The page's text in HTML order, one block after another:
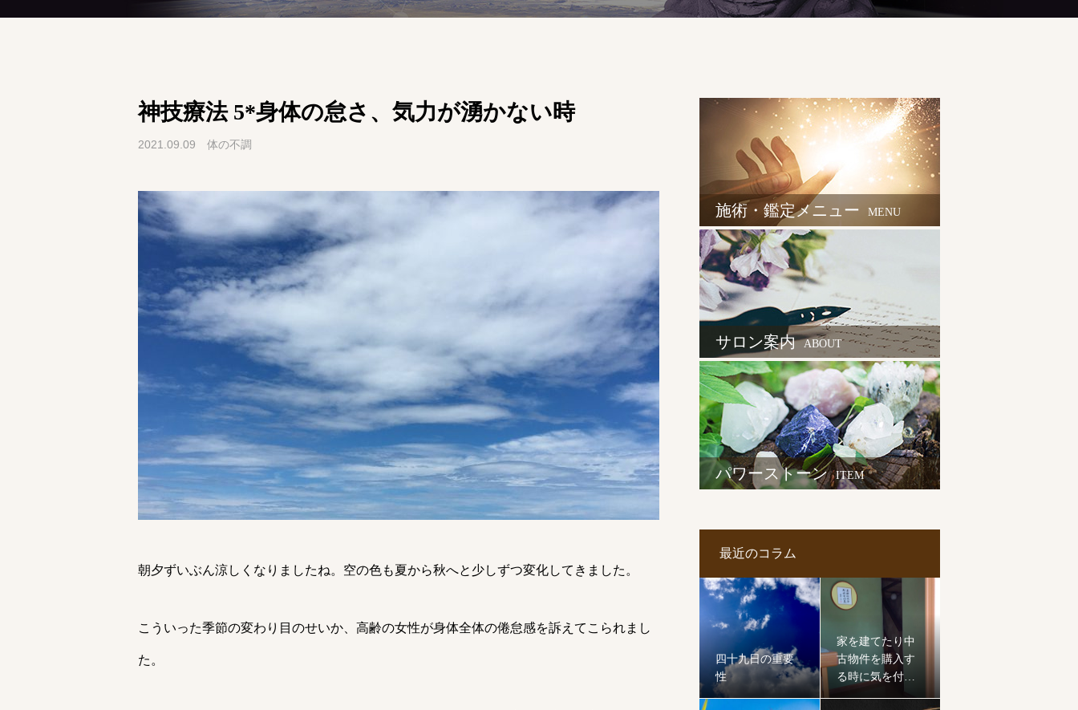
神技療法 5*身体の怠さ、気力が湧かない時
2021.09.09 体の不調
朝夕ずいぶん涼しくなりましたね。空の色も夏から秋へと少しずつ変化してきました。
こういった季節の変わり目のせいか、高齢の女性が身体全体の倦怠感を訴えてこられまし
た。
施術・鑑定メニュー MENU
サロン案内 ABOUT
パワーストーン ITEM
最近のコラム
四十九日の重要
性
家を建てたり中
古物件を購入す
る時に気を付け